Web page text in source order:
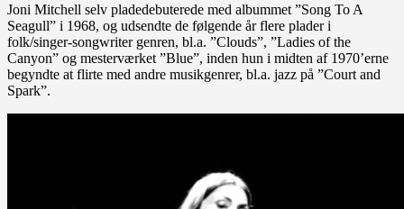
Joni Mitchell selv pladedebuterede med albummet ”Song To A
Seagull” i 1968, og udsendte de følgende år flere plader i
folk/singer-songwriter genren, bl.a. ”Clouds”, ”Ladies of the
Canyon” og mesterværket ”Blue”, inden hun i midten af 1970’erne
begyndte at flirte med andre musikgenrer, bl.a. jazz på ”Court and
Spark”.